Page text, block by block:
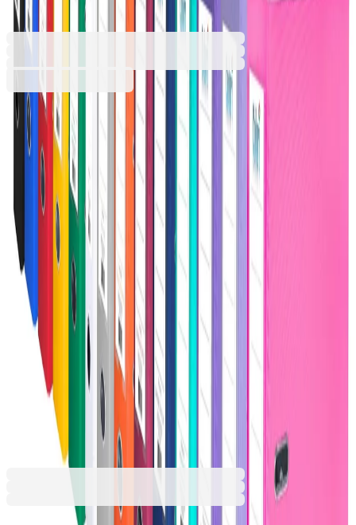
1070120186
Баркод: 3800052786245
2,39 € 4,67 лв.
Купи
Цвят
Аквамарин
Бордо
Зелен
Лилав
Люляк
Оранжев
Розов
Сив
Син
Тъмносин
Червен
Черен
4,67 лв.
Ценa с ДДС